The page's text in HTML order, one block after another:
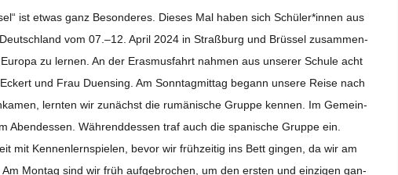
ist etwas ganz Beson­de­res. Die­ses Mal haben sich Schüler*innen aus
vom 07.–12. April 2024 in Straß­burg und Brüs­sel zusam­men­
zu ler­nen. An der Eras­mus­fahrt nah­men aus unse­rer Schule acht
und Frau Duen­sing. Am Sonn­tag­mit­tag begann unsere Reise nach
lern­ten wir zunächst die rumä­ni­sche Gruppe ken­nen. Im Gemein­
Abend­essen. Wäh­rend­des­sen traf auch die spa­ni­sche Gruppe ein.
mit Ken­nen­lern­spie­len, bevor wir früh­zei­tig ins Bett gin­gen, da wir am
Mon­tag sind wir früh auf­ge­bro­chen, um den ers­ten und ein­zi­gen gan­